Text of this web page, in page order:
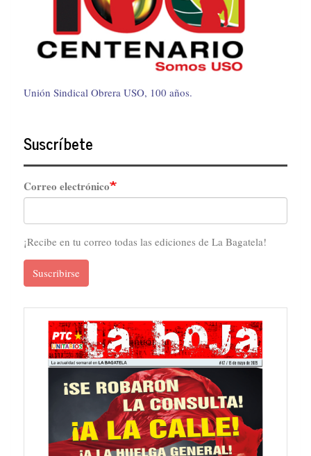
Unión Sindical Obrera USO, 100 años.
Suscríbete
Correo electrónico
¡Recibe en tu correo todas las ediciones de La Bagatela!
Suscribirse